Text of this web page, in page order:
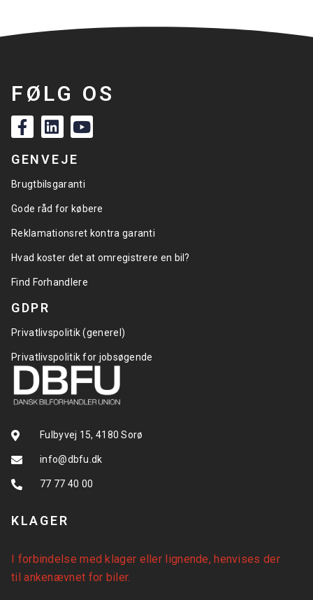
FØLG OS
GENVEJE
Brugtbilsgaranti
Gode råd for købere
Reklamationsret kontra garanti
Hvad koster det at omregistrere en bil?
Find Forhandlere
GDPR
Privatlivspolitik (generel)
Privatlivspolitik for jobsøgende
Fulbyvej 15, 4180 Sorø
info@dbfu.dk
77 77 40 00
KLAGER
I forbindelse med klager eller lignende, henvises der
tilankenævnet for biler.